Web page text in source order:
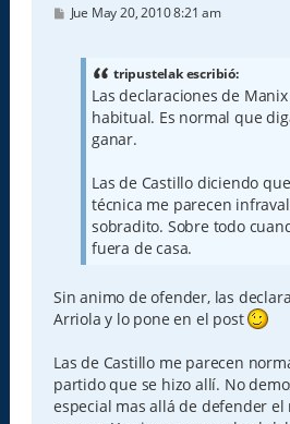
M
Jue May 20, 2010 8:21 am
tripustelak escribió:
Las declaraciones de
habitual. Es normal que
ganar.
Las de Castillo diciendo
técnica me parecen
sobradito. Sobre todo
fuera de casa.
Sin animo de ofender, las
Arriola y lo pone en el post
Las de Castillo me parecen
partido que se hizo allí. No
especial mas allá de defender el